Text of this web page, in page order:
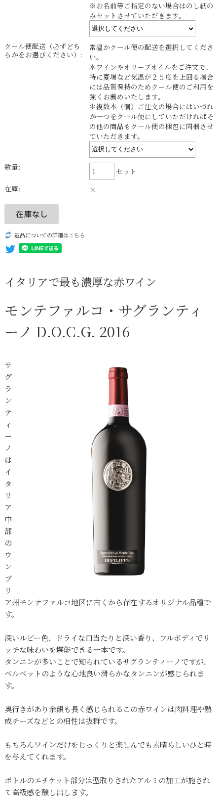
※お名前等ご指定のない場合はのし紙の
みセットさせていただきます。
クール便配送（必ずどち
らかをお選びください）:
常温かクール便の配送を選択してくださ
い。
＊ワインやオリーブオイルをご注文で、
特に夏場など気温が２５度を上回る場合
には品質保持のためクール便のご利用を
強くお薦めいたします。
＊複数本（個）ご注文の場合にはいづれ
か一つをクール便にしていただければそ
の他の商品もクール便の梱包に同梱させ
ていただきます。
数量:
セット
在庫:
×
返品についての詳細はこちら
イタリアで最も濃厚な赤ワイン
モンテファルコ・サグランティ
ーノ D.O.C.G. 2016
サ
グ
ラ
ン
テ
ィ
ー
ノ
は
イ
タ
リ
ア
中
部
の
ウ
ン
ブ
リ
ア州モンテファルコ地区に古くから存在するオリジナル品種で
す。
深いルビー色、ドライな口当たりと深い香り、フルボディでリ
ッチな味わいを堪能できる一本です。
タンニンが多いことで知られているサグランティーノですが、
ベルベットのような心地良い滑らかなタンニンが感じられま
す。
奥行きがあり余韻も長く感じられるこの赤ワインは肉料理や熟
成チーズなどとの相性は抜群です。
もちろんワインだけをじっくりと楽しんでも素晴らしいひと時
を与えてくれます。
ボトルのエチケット部分は型取りされたアルミの加工が施され
て高級感を醸し出します。